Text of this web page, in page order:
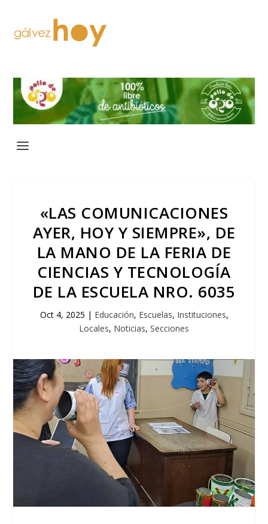
«LAS COMUNICACIONES
AYER, HOY Y SIEMPRE», DE
LA MANO DE LA FERIA DE
CIENCIAS Y TECNOLOGÍA
DE LA ESCUELA NRO. 6035
Oct 4, 2025 | Educación, Escuelas, Instituciones,
Locales, Noticias, Secciones